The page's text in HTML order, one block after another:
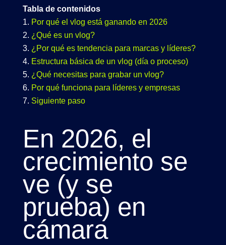
Tabla de contenidos
Por qué el vlog está ganando en 2026
¿Qué es un vlog?
¿Por qué es tendencia para marcas y líderes?
Estructura básica de un vlog (día o proceso)
¿Qué necesitas para grabar un vlog?
Por qué funciona para líderes y empresas
Siguiente paso
En 2026, el
crecimiento se
ve (y se
prueba) en
cámara